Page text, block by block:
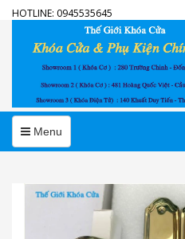
HOTLINE: 0945535645
MenuMenu